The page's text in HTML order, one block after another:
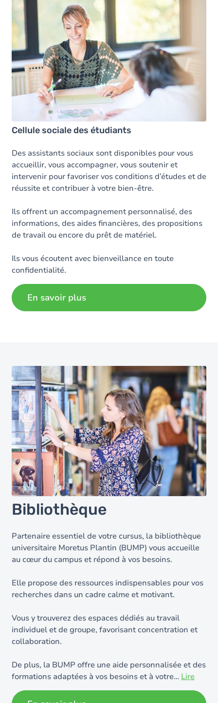
Cellule sociale des étudiants
Des assistants sociaux sont disponibles pour vous
accueillir, vous accompagner, vous soutenir et
intervenir pour favoriser vos conditions d’études et de
réussite et contribuer à votre bien-être.
Ils offrent un accompagnement personnalisé, des
informations, des aides financières, des propositions
de travail ou encore du prêt de matériel.
Ils vous écoutent avec bienveillance en toute
confidentialité.
En savoir plus
Bibliothèque
Partenaire essentiel de votre cursus, la bibliothèque
universitaire Moretus Plantin (BUMP) vous accueille
au cœur du campus et répond à vos besoins.
Elle propose des ressources indispensables pour vos
recherches dans un cadre calme et motivant.
Vous y trouverez des espaces dédiés au travail
individuel et de groupe, favorisant concentration et
collaboration.
De plus, la BUMP offre une aide personnalisée et des
formations adaptées à vos besoins et à votre… Lire
plus